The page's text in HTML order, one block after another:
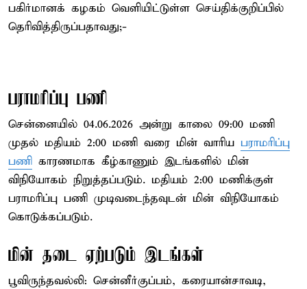
பகிர்மானக் கழகம் வெளியிட்டுள்ள செய்திக்குறிப்பில்
தெரிவித்திருப்பதாவது;-
பராமரிப்பு பணி
சென்னையில் 04.06.2026 அன்று காலை 09:00 மணி
முதல் மதியம் 2:00 மணி வரை மின் வாரிய பராமரிப்பு
பணி காரணமாக கீழ்காணும் இடங்களில் மின்
விநியோகம் நிறுத்தப்படும். மதியம் 2:00 மணிக்குள்
பராமரிப்பு பணி முடிவடைந்தவுடன் மின் விநியோகம்
கொடுக்கப்படும்.
மின் தடை ஏற்படும் இடங்கள்
பூவிருந்தவல்லி: சென்னீர்குப்பம், கரையான்சாவடி,